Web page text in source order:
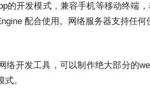
的开发模式，兼容手机等移动终端
配合使用。网络服务器支持任何
络开发工具，可以制作绝大部分的
。